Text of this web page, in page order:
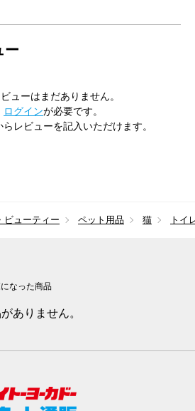
ー
ューはまだありません。
ログインが必要です。
らレビューを記入いただけます。
ビューティー ペット用品 猫 トイ
なった商品
ありません。